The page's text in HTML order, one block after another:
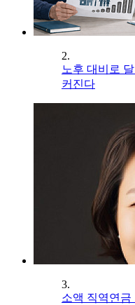
2.
노후 대비로
커진다
3.
소액 직역연